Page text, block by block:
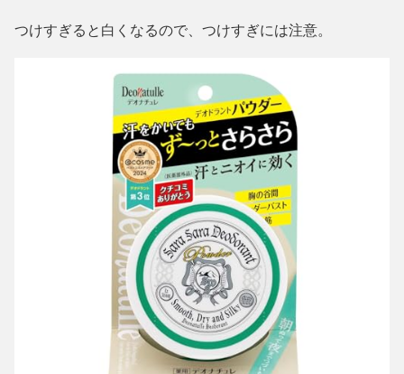
つけすぎると白くなるので、つけすぎには注意。